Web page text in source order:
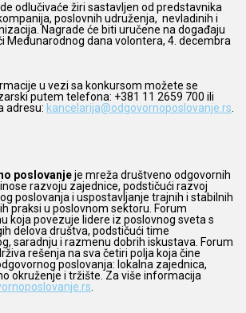
odlučivaće žiri sastavljen od predstavnika
poslovnih udruženja, nevladinih i
Nagrade će biti uručene na događaju
Međunarodnog dana volontera, 4. decembra
u vezi sa konkursom možete se
putem telefona: +381 11 2659 700 ili
adresu: kancelarija@odgovornoposlovanje.rs.
poslovanjeje mreža društveno odgovornih
razvoju zajednice, podstičući razvoj
poslovanja i uspostavljanje trajnih i stabilnih
praksi u poslovnom sektoru. Forum
koja povezuje lidere iz poslovnog sveta s
delova društva, podstičući time
saradnju i razmenu dobrih iskustava. Forum
rešenja na sva četiri polja koja čine
poslovanja: lokalna zajednica,
okruženje i tržište. Za više informacija
.